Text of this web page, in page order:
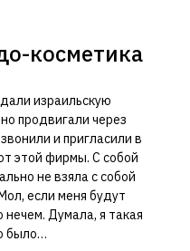
косметика
израильскую
продвигали через
и пригласили в
этой фирмы. С собой
не взяла с собой
если меня будут
Думала, я такая
было…